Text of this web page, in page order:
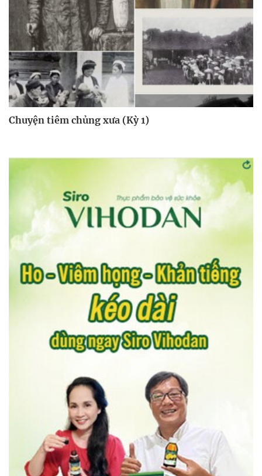
Chuyện tiêm chủng xưa (Kỳ 1)